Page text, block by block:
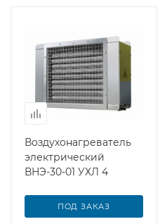
Воздухонагреватель
электрический
ВНЭ-30-01 УХЛ 4
ПОД ЗАКАЗ